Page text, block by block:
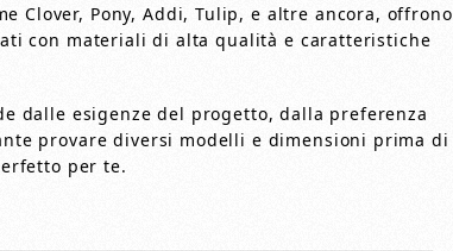
Clover, Pony, Addi, Tulip, e altre ancora, offrono
con materiali di alta qualità e caratteristiche
dalle esigenze del progetto, dalla preferenza
provare diversi modelli e dimensioni prima di
per te.